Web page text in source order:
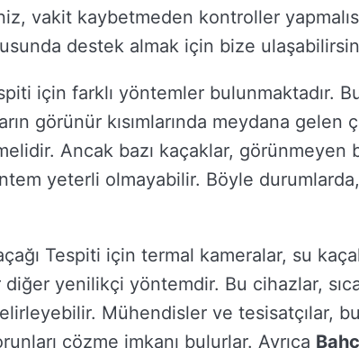
vakit kaybetmeden kontroller
destek almak için bize
için farklı yöntemler bulunmaktadır.
görünür kısımlarında meydana gelen
Ancak bazı kaçaklar, görünmeyen
yeterli olmayabilir. Böyle
Tespiti için termal kameralar, su
diğer yenilikçi yöntemdir. Bu cihazlar,
Mühendisler ve tesisatçılar,
çözme imkanı bulurlar. Ayrıca